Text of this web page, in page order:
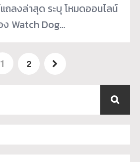
ลงล่าสุด ระบุ โหมดออนไลน์
ง Watch Dog…
1 2